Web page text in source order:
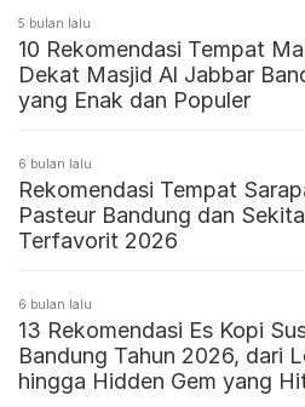
5 bulan lalu
10 Rekomendasi Tempat
Dekat Masjid Al Jabbar
yang Enak dan Populer
6 bulan lalu
Rekomendasi Tempat
Pasteur Bandung dan
Terfavorit 2026
6 bulan lalu
13 Rekomendasi Es Kopi
Bandung Tahun 2026, dari
hingga Hidden Gem yang